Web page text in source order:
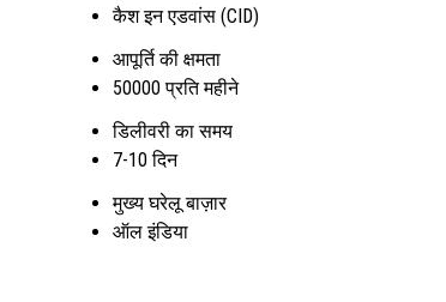
कैश इन एडवांस (CID)
आपूर्ति की क्षमता
50000 प्रति महीने
डिलीवरी का समय
7-10 दिन
मुख्य घरेलू बाज़ार
ऑल इंडिया